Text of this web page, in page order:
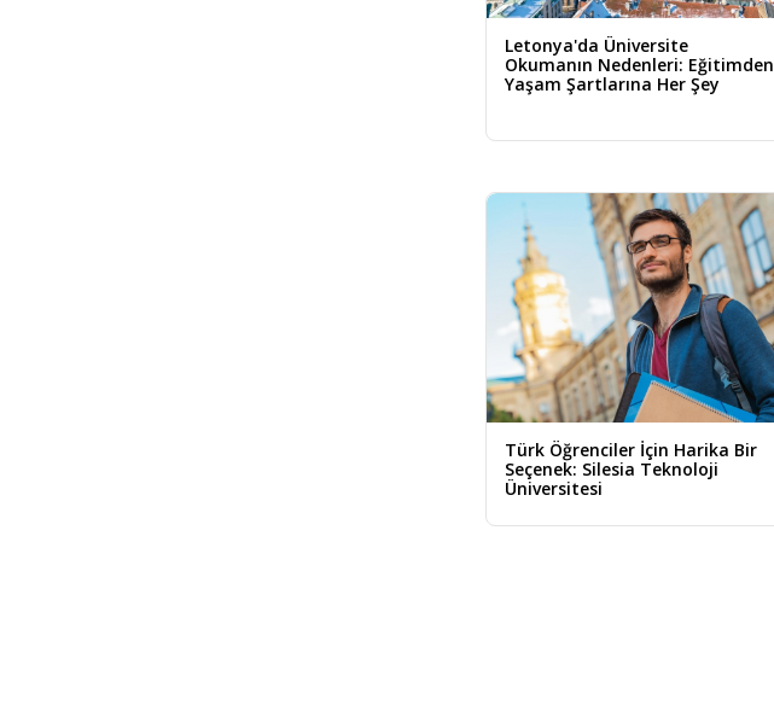
Letonya'da Üniversite
Okumanın Nedenleri: Eğitimden
Yaşam Şartlarına Her Şey
Türk Öğrenciler İçin Harika Bir
Seçenek: Silesia Teknoloji
Üniversitesi